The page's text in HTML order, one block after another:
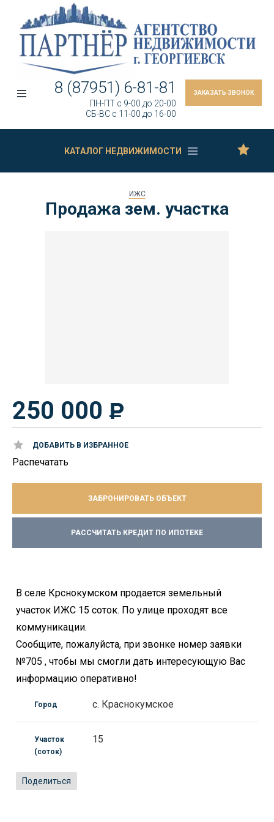
ЗАКАЗАТЬ ЗВОНОК
8 (87951) 6-81-81
ПН-ПТ c 9-00 до 20-00
СБ-ВС c 11-00 до 16-00
КАТАЛОГ НЕДВИЖИМОСТИ
ИЖС
Продажа зем. участка
250 000
ДОБАВИТЬ В ИЗБРАННОЕ
Распечатать
ЗАБРОНИРОВАТЬ ОБЪЕКТ
РАССЧИТАТЬ КРЕДИТ ПО ИПОТЕКЕ
В селе Крснокумском продается земельный
участок ИЖС 15 соток. По улице проходят все
коммуникации.
Сообщите, пожалуйста, при звонке номер заявки
№705 , чтобы мы смогли дать интересующую Вас
информацию оперативно!
Город с. Краснокумское
Участок
(соток)
15
Поделиться